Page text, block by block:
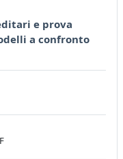
e prova
a confrontoFile